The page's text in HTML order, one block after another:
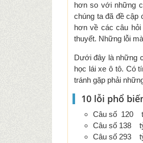
hơn so với những
chúng ta đã đề cập
hơn về các câu
thuyết. Những lỗi
Dưới đây là những
học lái xe ô tô. Có
tránh gặp phải
10 lỗi phổ
Câu số 120
Câu số 138
Câu số 293